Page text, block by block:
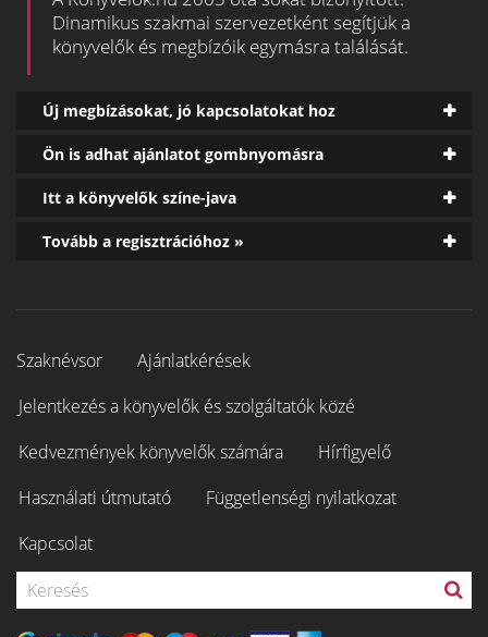
Dinamikus szakmai szervezetként segítjük a
könyvelők és megbízóik egymásra találását.
Új megbízásokat, jó kapcsolatokat hoz
Ön is adhat ajánlatot gombnyomásra
Itt a könyvelők színe-java
Tovább a regisztrációhoz »
Szaknévsor
Ajánlatkérések
Jelentkezés a könyvelők és szolgáltatók közé
Kedvezmények könyvelők számára
Hírfigyelő
Használati útmutató
Függetlenségi nyilatkozat
Kapcsolat